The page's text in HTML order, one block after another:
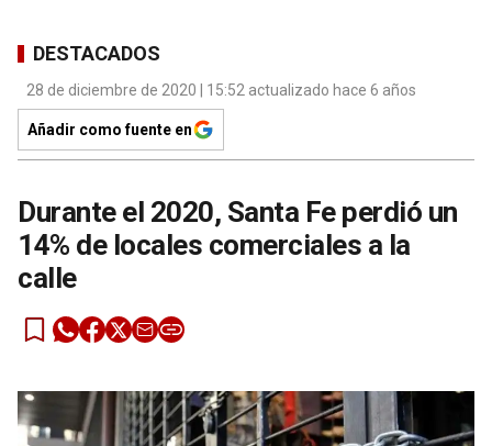
DESTACADOS
28 de diciembre de 2020 | 15:52 actualizado hace 6 años
Añadir como fuente en
Durante el 2020, Santa Fe perdió un
14% de locales comerciales a la
calle